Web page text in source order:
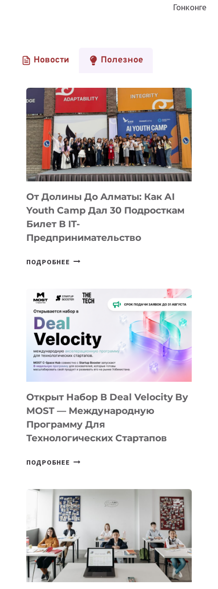
Гонконге
Новости Полезное
От Долины До Алматы: Как AI
Youth Camp Дал 30 Подросткам
Билет В IT-
Предпринимательство
ПОДРОБНЕЕ ОТ
АЛМАТЫ:
КАК
AI
YOUTH
CAMP
ДАЛ
30
ПОДРОСТКАМ
БИЛЕТ
В
ПРЕДПРИНИМАТЕЛЬСТВО
Открыт Набор В Deal Velocity By
MOST — Международную
Программу Для
Технологических Стартапов
ПОДРОБНЕЕ ОТКРЫТ
DEAL
VELOCITY
BY
MOST
—
МЕЖДУНАРОДНУЮ
ПРОГРАММУ
ДЛЯ